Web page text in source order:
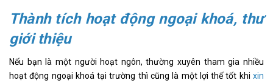
Thành tích hoạt động ngoại khoá, thư
giới thiệu
Nếu bạn là một người hoạt ngôn, thường xuyên tham gia nhiều
hoạt động ngoại khoá tại trường thì cũng là một lợi thế tốt khi xin